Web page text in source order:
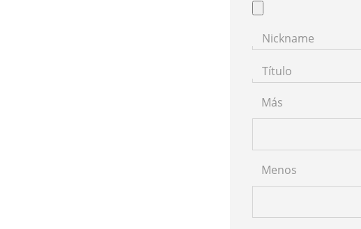
Nickname
Título
Más
Menos